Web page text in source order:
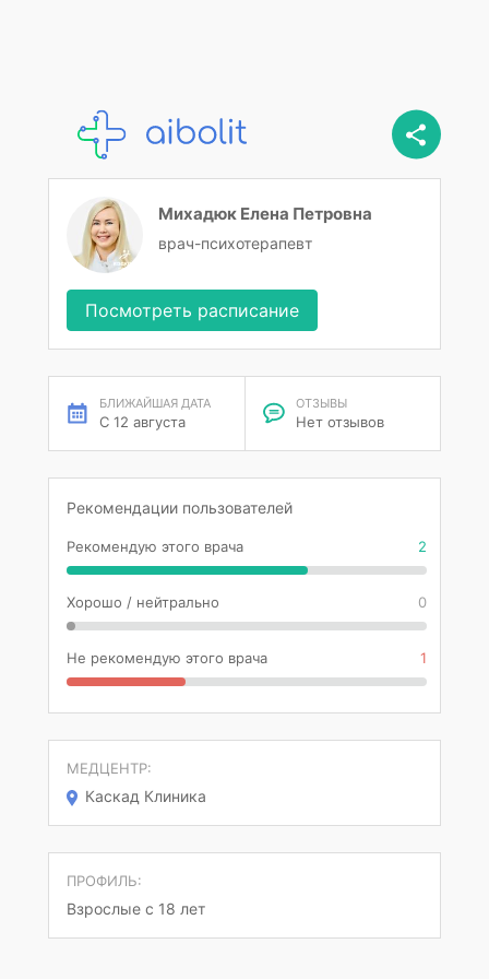
Михадюк Елена Петровна
врач-психотерапевт
Посмотреть расписание
БЛИЖАЙШАЯ ДАТА
С 12 августа
ОТЗЫВЫ
Нет отзывов
Рекомендации пользователей
Рекомендую этого врача 2
Хорошо / нейтрально 0
Не рекомендую этого врача 1
МЕДЦЕНТР:
Каскад Клиника
ПРОФИЛЬ:
Взрослые с 18 лет